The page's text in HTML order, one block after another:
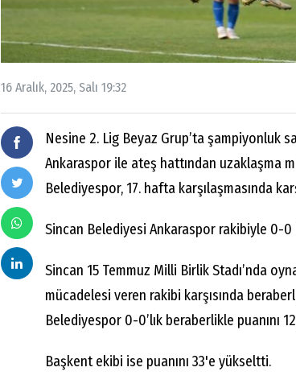
16 Aralık, 2025, Salı 19:32
Nesine 2. Lig Beyaz Grup’ta şampiyonluk
Ankaraspor ile ateş hattından uzaklaşma
Belediyespor, 17. hafta karşılaşmasında
Sincan Belediyesi Ankaraspor rakibiyle 0-0
Sincan 15 Temmuz Milli Birlik Stadı’nda
mücadelesi veren rakibi karşısında
Belediyespor 0-0’lık beraberlikle puanını
Başkent ekibi ise puanını 33'e yükseltti.